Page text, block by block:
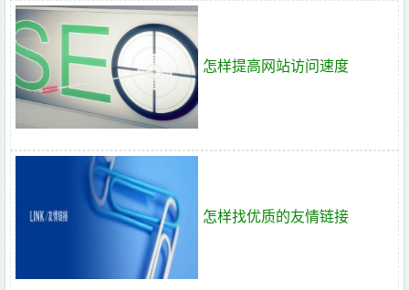
怎样提高网站访问速度
怎样找优质的友情链接